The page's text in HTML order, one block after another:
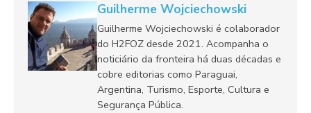
Guilherme Wojciechowski
Guilherme Wojciechowski é colaborador
do H2FOZ desde 2021. Acompanha o
noticiário da fronteira há duas décadas e
cobre editorias como Paraguai,
Argentina, Turismo, Esporte, Cultura e
Segurança Pública.